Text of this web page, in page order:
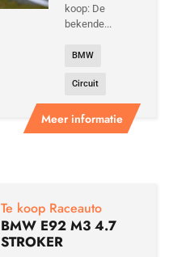
Meer informatie
koop: De
bekende...
BMW
Circuit
Te koop Raceauto
BMW E92 M3 4.7
STROKER